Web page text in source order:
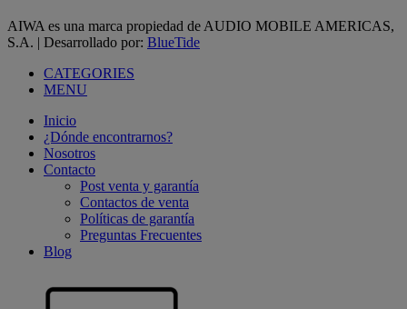
AIWA es una marca propiedad de AUDIO MOBILE AMERICAS,
S.A. | Desarrollado por: BlueTide
CATEGORIES
MENU
Inicio
¿Dónde encontrarnos?
Nosotros
Contacto
Post venta y garantía
Contactos de venta
Políticas de garantía
Preguntas Frecuentes
Blog